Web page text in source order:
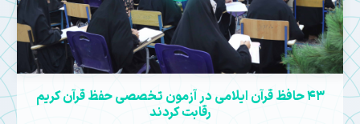
43 حافظ قرآن ایلامی در آزمون تخصصی حفظ قرآن کریم
رقابت کردند